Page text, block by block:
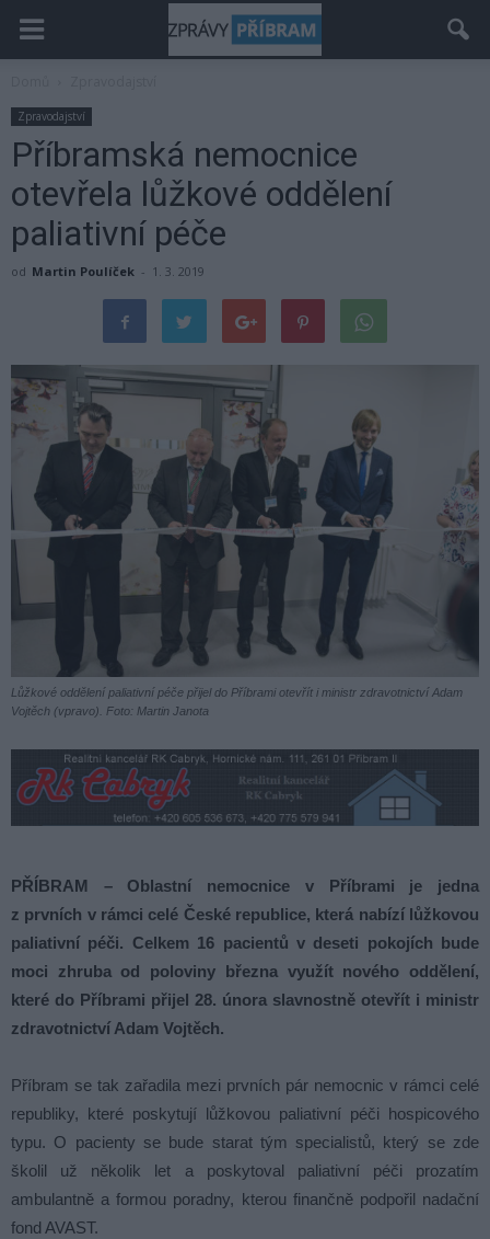
Zpravodajství
Příbramská nemocnice
otevřela lůžkové oddělení
paliativní péče
od Martin Poulíček - 1. 3. 2019
Lůžkové oddělení paliativní péče přijel do Příbrami otevřít i ministr zdravotnictví Adam
Vojtěch (vpravo). Foto: Martin Janota
PŘÍBRAM – Oblastní nemocnice v Příbrami je jedna
z prvních v rámci celé České republice, která nabízí lůžkovou
paliativní péči. Celkem 16 pacientů v deseti pokojích bude
moci zhruba od poloviny března využít nového oddělení,
které do Příbrami přijel 28. února slavnostně otevřít i ministr
zdravotnictví Adam Vojtěch.
Příbram se tak zařadila mezi prvních pár nemocnic v rámci celé
republiky, které poskytují lůžkovou paliativní péči hospicového
typu. O pacienty se bude starat tým specialistů, který se zde
školil už několik let a poskytoval paliativní péči prozatím
ambulantně a formou poradny, kterou finančně podpořil nadační
fond AVAST.